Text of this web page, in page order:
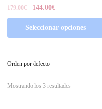
179.00€ 144.00€
Seleccionar opciones
Mostrando los 3 resultados